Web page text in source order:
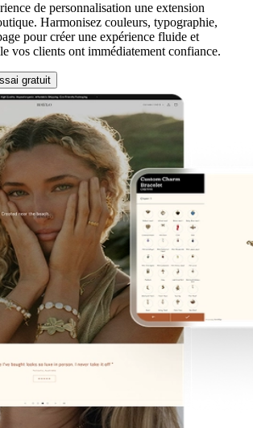
de personnalisation une extension
Harmonisez couleurs, typographie,
pour créer une expérience fluide et
vos clients ont immédiatement confiance.
gratuit